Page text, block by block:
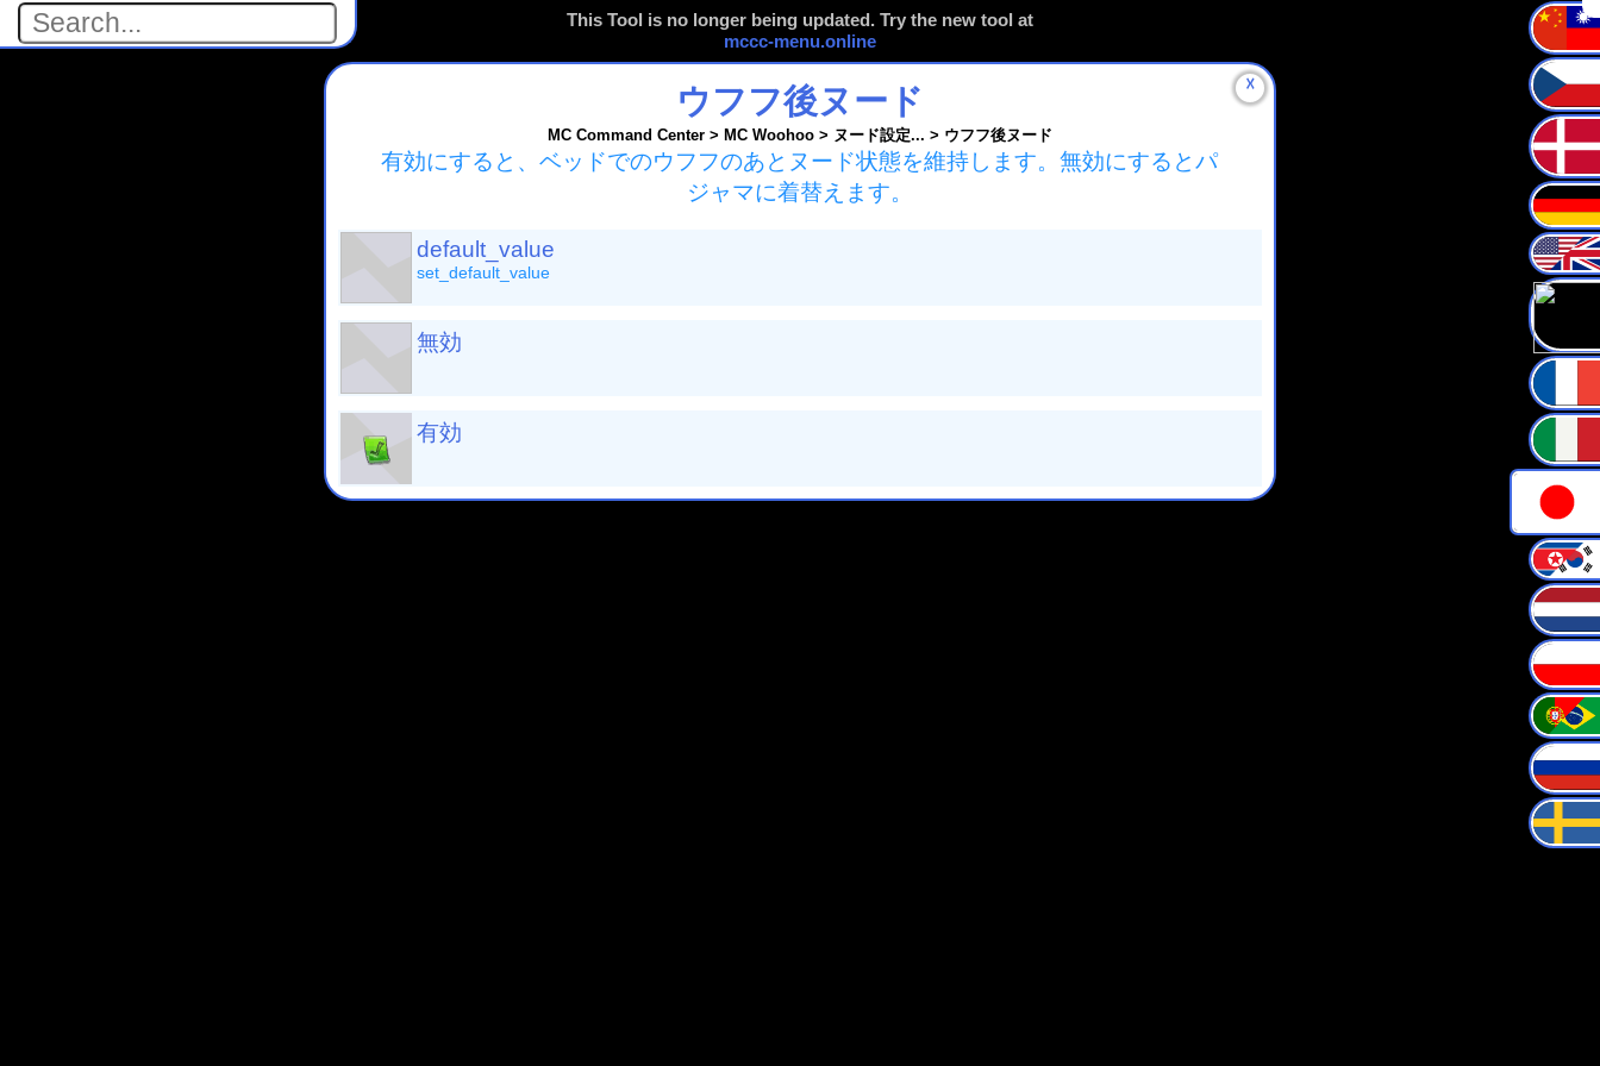
This Tool is no longer being updated. Try the new tool at
mccc-menu.online
☓
ウフフ後ヌード
MC Command Center > MC Woohoo > ヌード設定... > ウフフ後ヌード
有効にすると、ベッドでのウフフのあとヌード状態を維持します。無効にするとパ
ジャマに着替えます。
default_value
set_default_value
無効
有効